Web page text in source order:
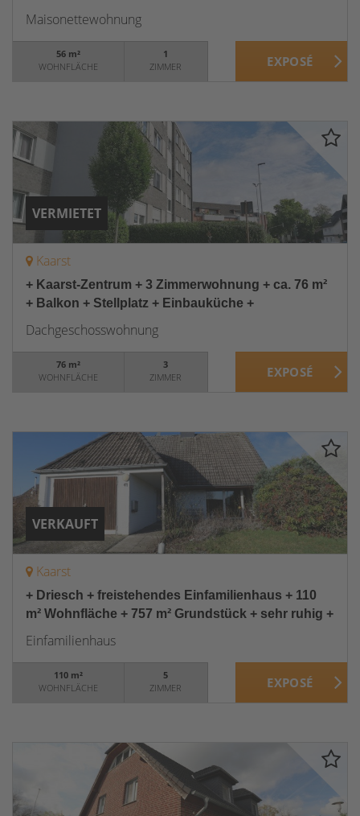
Maisonettewohnung
56 m²
WOHNFLÄCHE
1
ZIMMER
VERMIETET
Kaarst
+ Kaarst-Zentrum + 3 Zimmerwohnung + ca. 76 m²
+ Balkon + Stellplatz + Einbauküche +
Dachgeschosswohnung
76 m²
WOHNFLÄCHE
3
ZIMMER
VERKAUFT
Kaarst
+ Driesch + freistehendes Einfamilienhaus + 110
m² Wohnfläche + 757 m² Grundstück + sehr ruhig +
Einfamilienhaus
110 m²
WOHNFLÄCHE
5
ZIMMER